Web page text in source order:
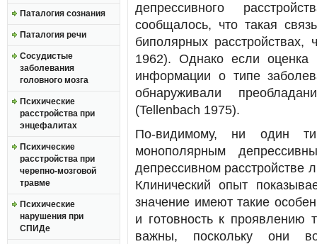
Паталогия сознания
Паталогия речи
Сосудистые
заболевания
головного мозга
Психические
расстройства при
энцефалитах
Психические
расстройства при
черепно-мозговой
травме
Психические
нарушения при
СПИДе
депрессивного
сообщалось, что такая
биполярных
1962). Однако если оценка
информации о типе
обнаруживали
(Tellenbach 1975).
По-видимому, ни один
монополярным
депрессивном расстройстве
Клинический опыт
значение имеют такие
и готовность к проявлению
важны, поскольку они